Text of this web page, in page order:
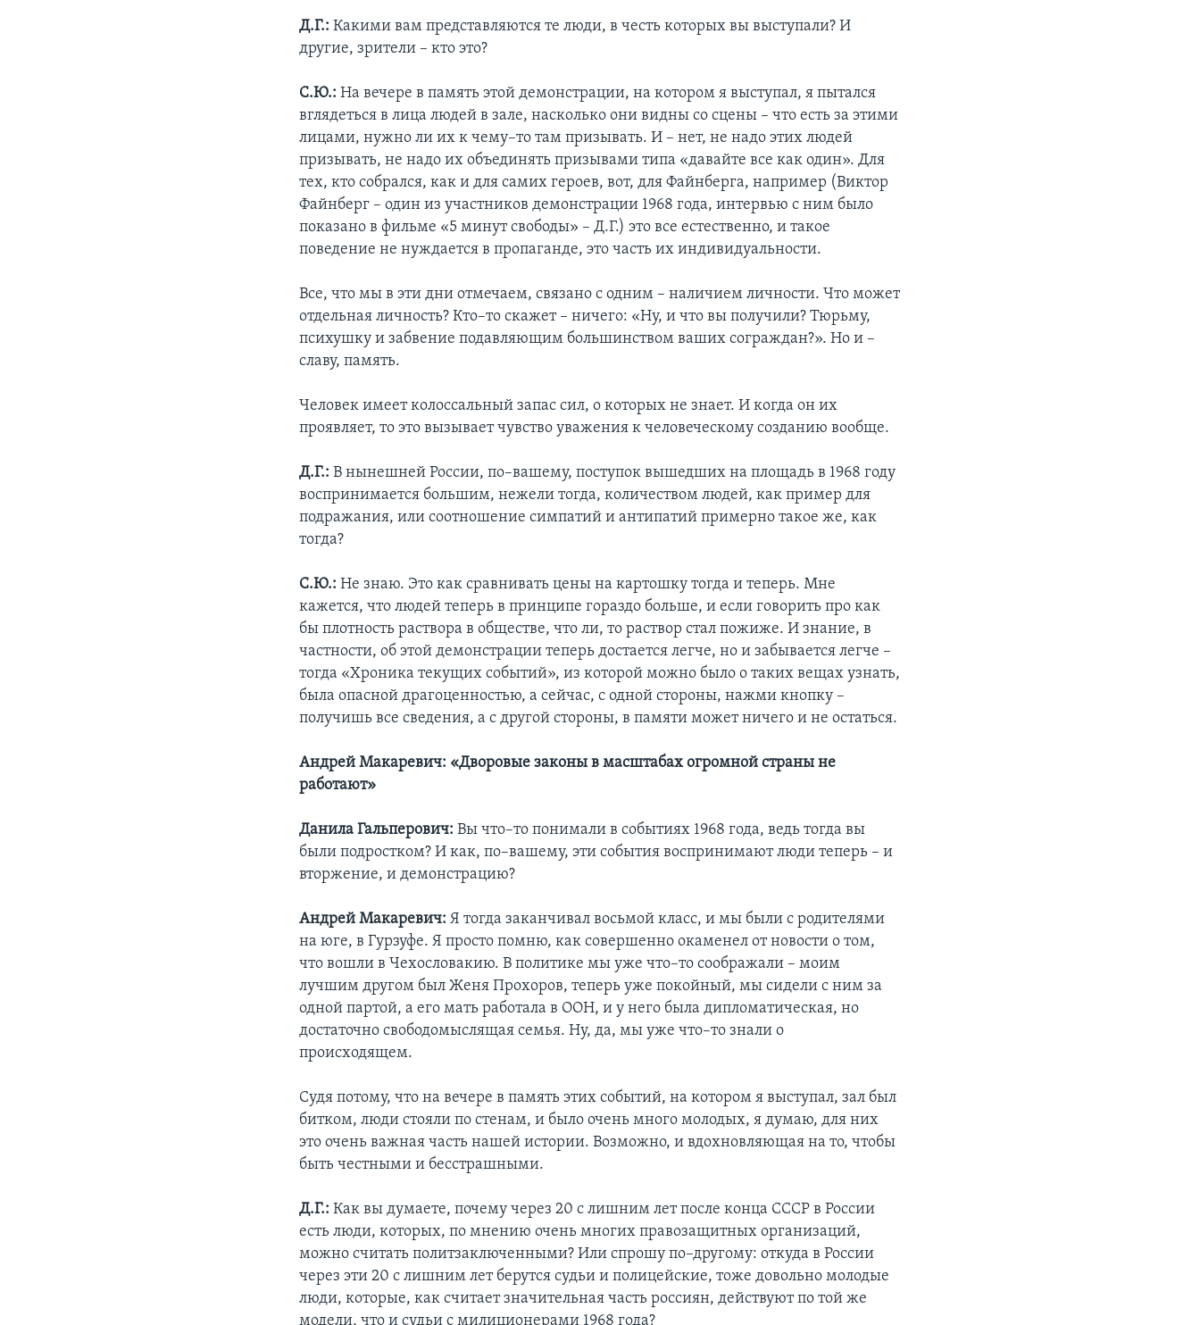
Д.Г.:Какими вам представляются те люди, в честь которых вы выступали? И
другие, зрители – кто это?
С.Ю.: На вечере в память этой демонстрации, на котором я выступал, я пытался
вглядеться в лица людей в зале, насколько они видны со сцены – что есть за этими
лицами, нужно ли их к чему–то там призывать. И – нет, не надо этих людей
призывать, не надо их объединять призывами типа «давайте все как один». Для
тех, кто собрался, как и для самих героев, вот, для Файнберга, например (Виктор
Файнберг – один из участников демонстрации 1968 года, интервью с ним было
показано в фильме «5 минут свободы» – Д.Г.) это все естественно, и такое
поведение не нуждается в пропаганде, это часть их индивидуальности.
Все, что мы в эти дни отмечаем, связано с одним – наличием личности. Что может
отдельная личность? Кто–то скажет – ничего: «Ну, и что вы получили? Тюрьму,
психушку и забвение подавляющим большинством ваших сограждан?». Но и –
славу, память.
Человек имеет колоссальный запас сил, о которых не знает. И когда он их
проявляет, то это вызывает чувство уважения к человеческому созданию вообще.
Д.Г.:В нынешней России, по–вашему, поступок вышедших на площадь в 1968 году
воспринимается большим, нежели тогда, количеством людей, как пример для
подражания, или соотношение симпатий и антипатий примерно такое же, как
тогда?
С.Ю.: Не знаю. Это как сравнивать цены на картошку тогда и теперь. Мне
кажется, что людей теперь в принципе гораздо больше, и если говорить про как
бы плотность раствора в обществе, что ли, то раствор стал пожиже. И знание, в
частности, об этой демонстрации теперь достается легче, но и забывается легче –
тогда «Хроника текущих событий», из которой можно было о таких вещах узнать,
была опасной драгоценностью, а сейчас, с одной стороны, нажми кнопку –
получишь все сведения, а с другой стороны, в памяти может ничего и не остаться.
Андрей Макаревич: «Дворовые законы в масштабах огромной страны не
работают»
Данила Гальперович:Вы что–то понимали в событиях 1968 года, ведь тогда вы
были подростком? И как, по–вашему, эти события воспринимают люди теперь – и
вторжение, и демонстрацию?
Андрей Макаревич:Я тогда заканчивал восьмой класс, и мы были с родителями
на юге, в Гурзуфе. Я просто помню, как совершенно окаменел от новости о том,
что вошли в Чехословакию. В политике мы уже что–то соображали – моим
лучшим другом был Женя Прохоров, теперь уже покойный, мы сидели с ним за
одной партой, а его мать работала в ООН, и у него была дипломатическая, но
достаточно свободомыслящая семья. Ну, да, мы уже что–то знали о
происходящем.
Судя потому, что на вечере в память этих событий, на котором я выступал, зал был
битком, люди стояли по стенам, и было очень много молодых, я думаю, для них
это очень важная часть нашей истории. Возможно, и вдохновляющая на то, чтобы
быть честными и бесстрашными.
Д.Г.:Как вы думаете, почему через 20 с лишним лет после конца СССР в России
есть люди, которых, по мнению очень многих правозащитных организаций,
можно считать политзаключенными? Или спрошу по–другому: откуда в России
через эти 20 с лишним лет берутся судьи и полицейские, тоже довольно молодые
люди, которые, как считает значительная часть россиян, действуют по той же
модели, что и судьи с милиционерами 1968 года?